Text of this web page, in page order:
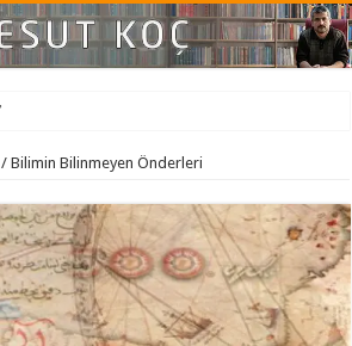
Gerçeğin Ne Olduğu Unutuldu
/ Bilimin Bilinmeyen Önderleri